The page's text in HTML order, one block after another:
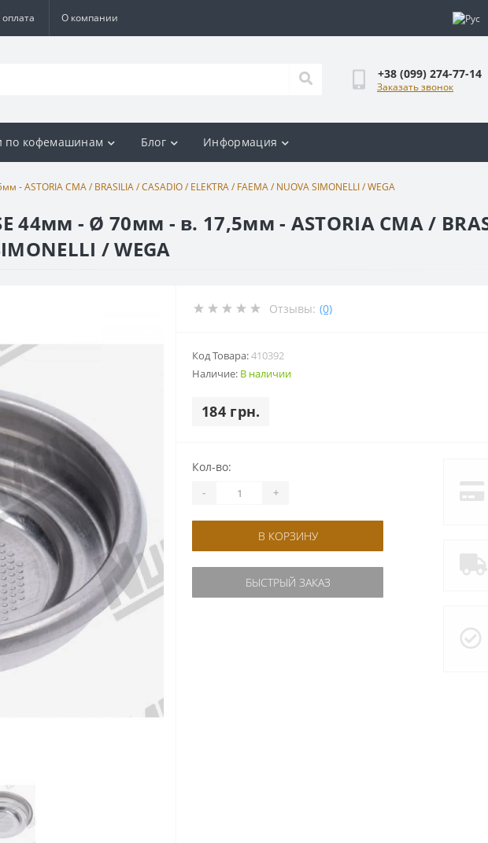
О компании
+38 (099) 274-77-14
Заказать звонок
по кофемашинам Блог Информация
CMA / BRASILIA / CASADIO / ELEKTRA / FAEMA / NUOVA SIMONELLI / WEGA
44мм - Ø 70мм - в. 17,5мм - ASTORIA CMA /
/ WEGA
Отзывы: (0)
Код Товара:410392
Наличие: В наличии
184 грн.
Кол-во:
- +
В КОРЗИНУ
БЫСТРЫЙ ЗАКАЗ